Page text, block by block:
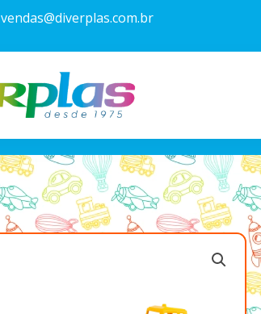
vendas@diverplas.com.br